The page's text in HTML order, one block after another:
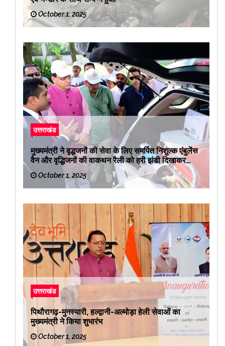
October 1, 2025
उत्तराखंड
मुख्यमंत्री ने वृद्धजनों की सेवा के लिए समर्पित निशुल्क एंबुलेंस
वैन और वृद्धिजनों की वाकथन रैली को हरी झंडी दिखाकर
रवाना किया
October 1, 2025
उत्तराखंड
पिथौरागढ़-मुनस्यारी, हल्द्वानी-अल्मोड़ा हेली सेवाओं का
मुख्यमंत्री ने किया शुभारंभ
October 1, 2025